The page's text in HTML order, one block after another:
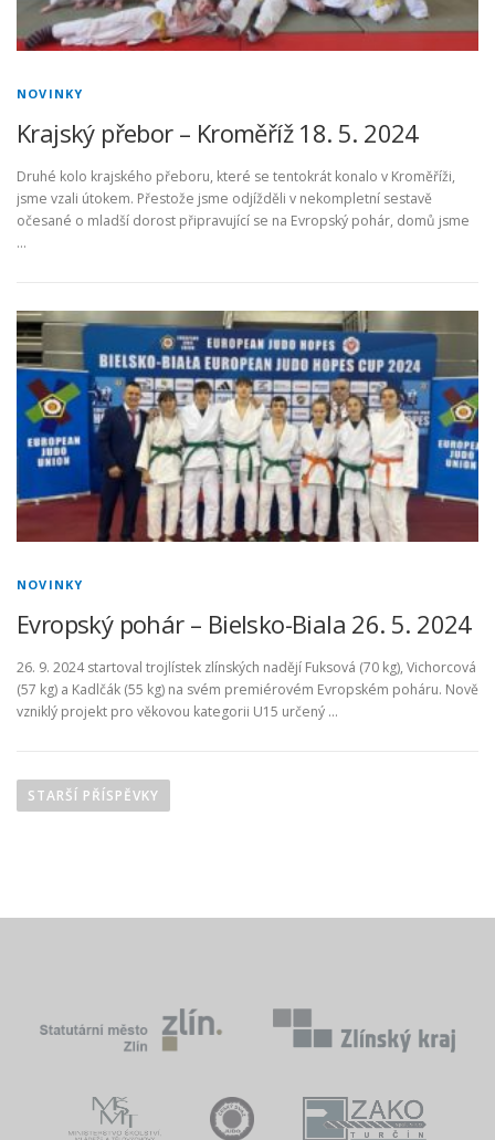
NOVINKY
Krajský přebor – Kroměříž 18. 5. 2024
Druhé kolo krajského přeboru, které se tentokrát konalo v Kroměříži,
jsme vzali útokem. Přestože jsme odjížděli v nekompletní sestavě
očesané o mladší dorost připravující se na Evropský pohár, domů jsme
…
NOVINKY
Evropský pohár – Bielsko-Biala 26. 5. 2024
26. 9. 2024 startoval trojlístek zlínských nadějí Fuksová (70 kg), Vichorcová
(57 kg) a Kadlčák (55 kg) na svém premiérovém Evropském poháru. Nově
vzniklý projekt pro věkovou kategorii U15 určený …
aSTARŠÍ PŘÍSPĚVKY